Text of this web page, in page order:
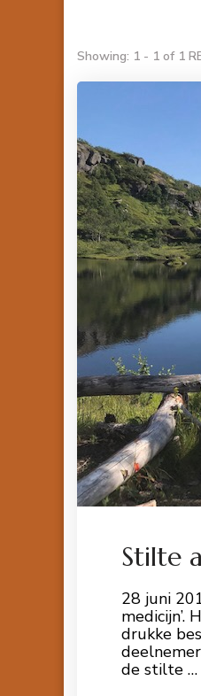
Showing: 1 - 1 of 1
Stilte
28 juni
medicijn’.
drukke
de stilte …